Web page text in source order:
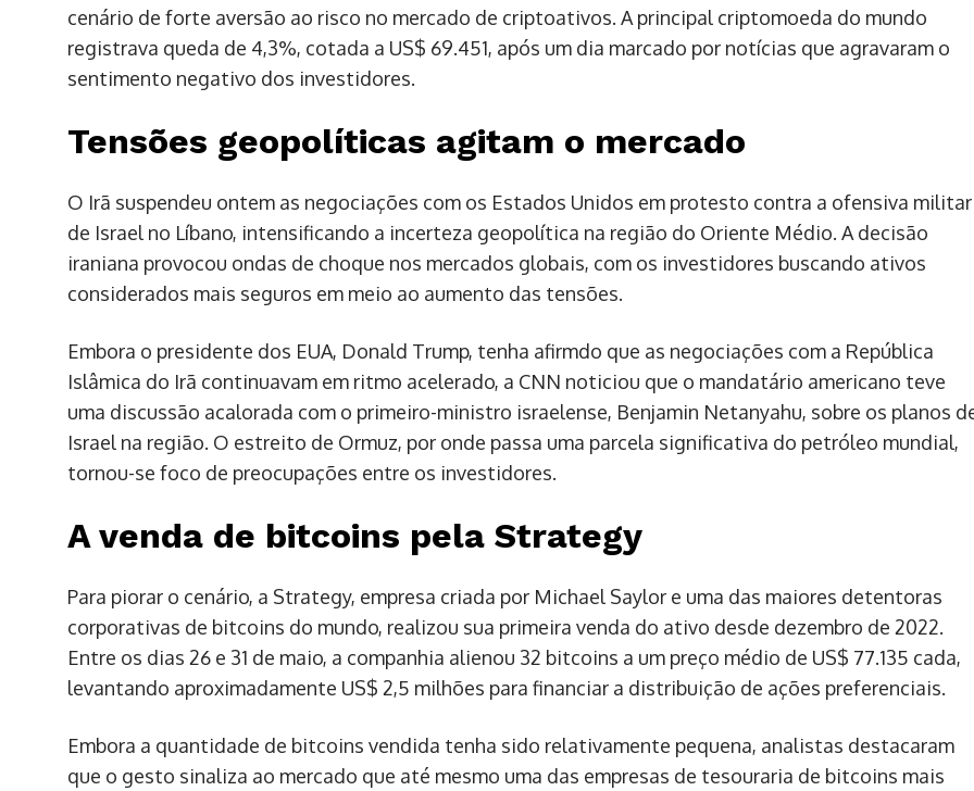
cenário de forte aversão ao risco no mercado de criptoativos. A principal criptomoeda do mundo
registrava queda de 4,3%, cotada a US$ 69.451, após um dia marcado por notícias que agravaram o
sentimento negativo dos investidores.
Tensões geopolíticas agitam o mercado
O Irã suspendeu ontem as negociações com os Estados Unidos em protesto contra a ofensiva militar
de Israel no Líbano, intensificando a incerteza geopolítica na região do Oriente Médio. A decisão
iraniana provocou ondas de choque nos mercados globais, com os investidores buscando ativos
considerados mais seguros em meio ao aumento das tensões.
Embora o presidente dos EUA, Donald Trump, tenha afirmdo que as negociações com a República
Islâmica do Irã continuavam em ritmo acelerado, a CNN noticiou que o mandatário americano teve
uma discussão acalorada com o primeiro-ministro israelense, Benjamin Netanyahu, sobre os planos
Israel na região. O estreito de Ormuz, por onde passa uma parcela significativa do petróleo mundial,
tornou-se foco de preocupações entre os investidores.
A venda de bitcoins pela Strategy
Para piorar o cenário, a Strategy, empresa criada por Michael Saylor e uma das maiores detentoras
corporativas de bitcoins do mundo, realizou sua primeira venda do ativo desde dezembro de 2022.
Entre os dias 26 e 31 de maio, a companhia alienou 32 bitcoins a um preço médio de US$ 77.135 cada,
levantando aproximadamente US$ 2,5 milhões para financiar a distribuição de ações preferenciais.
Embora a quantidade de bitcoins vendida tenha sido relativamente pequena, analistas destacaram
que o gesto sinaliza ao mercado que até mesmo uma das empresas de tesouraria de bitcoins mais